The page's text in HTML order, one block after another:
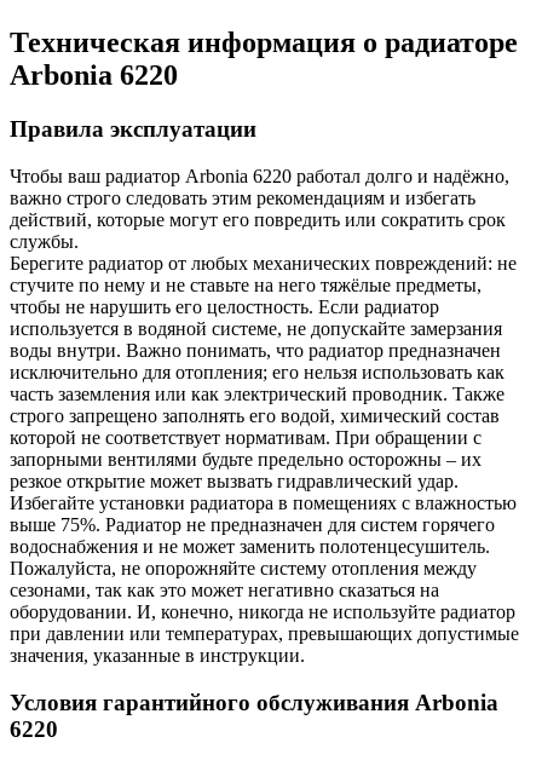
Техническая информация о радиаторе
Arbonia 6220
Правила эксплуатации
Чтобы ваш радиатор Arbonia 6220 работал долго и надёжно,
важно строго следовать этим рекомендациям и избегать
действий, которые могут его повредить или сократить срок
службы.
Берегите радиатор от любых механических повреждений: не
стучите по нему и не ставьте на него тяжёлые предметы,
чтобы не нарушить его целостность. Если радиатор
используется в водяной системе, не допускайте замерзания
воды внутри. Важно понимать, что радиатор предназначен
исключительно для отопления; его нельзя использовать как
часть заземления или как электрический проводник. Также
строго запрещено заполнять его водой, химический состав
которой не соответствует нормативам. При обращении с
запорными вентилями будьте предельно осторожны – их
резкое открытие может вызвать гидравлический удар.
Избегайте установки радиатора в помещениях с влажностью
выше 75%. Радиатор не предназначен для систем горячего
водоснабжения и не может заменить полотенцесушитель.
Пожалуйста, не опорожняйте систему отопления между
сезонами, так как это может негативно сказаться на
оборудовании. И, конечно, никогда не используйте радиатор
при давлении или температурах, превышающих допустимые
значения, указанные в инструкции.
Условия гарантийного обслуживания Arbonia
6220